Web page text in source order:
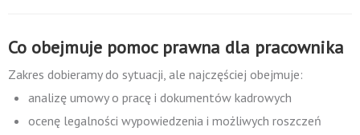
Co obejmuje pomoc prawna dla pracownika
Zakres dobieramy do sytuacji, ale najczęściej obejmuje:
analizę umowy o pracę i dokumentów kadrowych
ocenę legalności wypowiedzenia i możliwych roszczeń